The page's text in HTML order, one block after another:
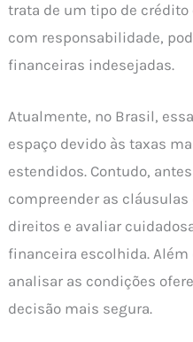
trata de um tipo de crédito
com responsabilidade,
financeiras indesejadas.
Atualmente, no Brasil,
espaço devido às taxas
estendidos. Contudo,
compreender as
direitos e avaliar
financeira escolhida.
analisar as condições
decisão mais segura.